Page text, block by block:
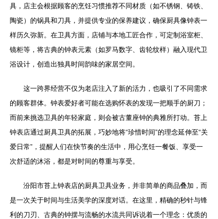
具，店主会根据顾客的烹饪习惯推荐不同材质（如不锈钢、铸铁、
陶瓷）的锅具和刀具，并提供专业的保养建议，确保厨具像钟表一
样历久弥新。在卫具方面，店铺与本地工匠合作，可定制浴室柜、
镜柜等，将古典的钟表元素（如罗马数字、齿轮纹样）融入现代卫
浴设计，创造出独具时间韵味的家居空间。
这一跨界经营不仅为老店注入了新的活力，也吸引了不同需求
的顾客群体。钟表爱好者可能在选购怀表的发现一把顺手的厨刀；
而前来挑选卫具的年轻家庭，则会被古董座钟的典雅所打动。苔上
钟表店通过厨具卫具的拓展，巧妙地将“珍惜时间”的理念延伸至“关
爱日常”，提醒人们在快节奏的生活中，用心烹饪一餐饭、享受一
次舒适的沐浴，都是对时间的尊重与享受。
汾阳市苔上钟表店的厨具卫具业务，并非简单的商品叠加，而
是一次关于时间与生活美学的深度对话。在这里，精确的秒针与锋
利的刀刃、古典的钟摆与流畅的水流共同诉说着一个理念：优质的